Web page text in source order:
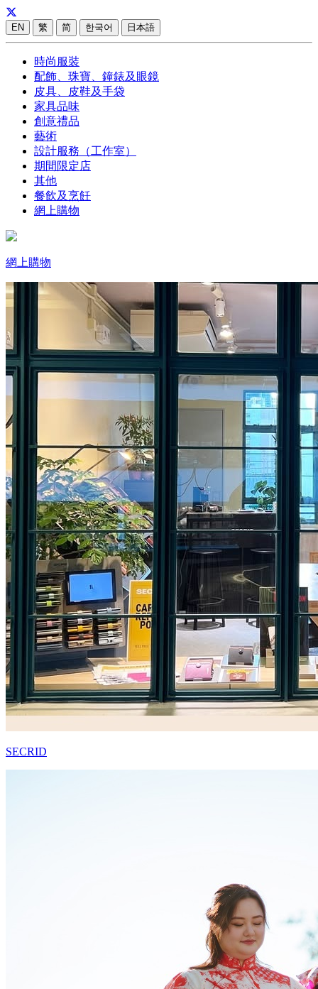
EN 繁 简 한국어 日本語
時尚服裝
配飾、珠寶、鐘錶及眼鏡
皮具、皮鞋及手袋
家具品味
創意禮品
藝術
設計服務（工作室）
期間限定店
其他
餐飲及烹飪
網上購物
網上購物
SECRID